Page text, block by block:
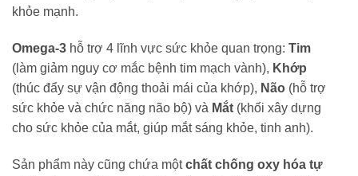
khỏe mạnh.
Omega-3 hỗ trợ 4 lĩnh vực sức khỏe quan trọng: Tim
(làm giảm nguy cơ mắc bệnh tim mạch vành), Khớp
(thúc đẩy sự vận động thoải mái của khớp), Não (hỗ trợ
sức khỏe và chức năng não bộ) và Mắt (khối xây dựng
cho sức khỏe của mắt, giúp mắt sáng khỏe, tinh anh).
Sản phẩm này cũng chứa mộtchất chống oxy hóa tự